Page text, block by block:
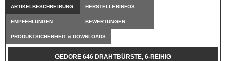
ARTIKELBESCHREIBUNG HERSTELLERINFOS
EMPFEHLUNGEN BEWERTUNGEN
PRODUKTSICHERHEIT & DOWNLOADS
GEDORE 646 DRAHTBÜRSTE, 6-REIHIG